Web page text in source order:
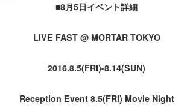
■8月5日イベント詳細
LIVE FAST @ MORTAR TOKYO
2016.8.5(FRI)-8.14(SUN)
Reception Event 8.5(FRI) Movie Night
Yoshiyuki Obata
arukasvision
WAVAL
中浦“JET”章
嵯峨明日香
☆加藤
+☆maki☆+
波伝説